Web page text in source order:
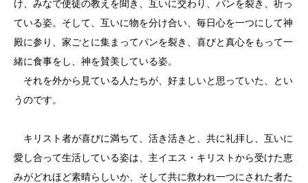
け、みなで使徒の教えを聞き、互いに交わり、パンを裂き、祈っ
ている姿。そして、互いに物を分け合い、毎日心を一つにして神
殿に参り、家ごとに集まってパンを裂き、喜びと真心をもって一
緒に食事をし、神を賛美している姿。
それを外から見ている人たちが、好ましいと思っていた、とい
うのです。
キリスト者が喜びに満ちて、活き活きと、共に礼拝し、互いに
愛し合って生活している姿は、主イエス・キリストから受けた恵
みがどれほど素晴らしいか、そして共に救われ一つにされた者た